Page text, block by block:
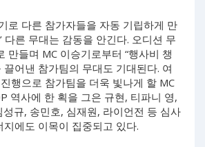
로 다른 참가자들을 자동 기립하게 만
다른 무대는 감동을 안긴다. 오디션 무
만들며 MC 이승기로부터 “행사비 챙
끌어낸 참가팀의 무대도 기대된다. 여
행으로 참가팀을 더욱 빛나게 할 MC
역사에 한 획을 그은 규현, 티파니 영,
규, 송민호, 심재원, 라이언전 등 심사
에도 이목이 집중되고 있다.